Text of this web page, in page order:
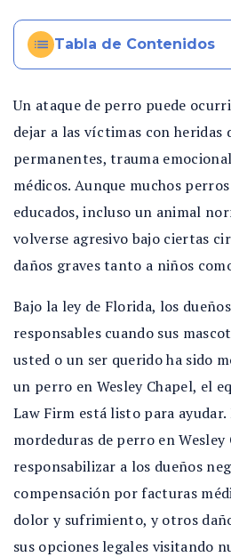
Tabla de Contenidos
Un ataque de perro puede
dejar a las víctimas con heridas
permanentes, trauma
médicos. Aunque muchos
educados, incluso un animal
volverse agresivo bajo ciertas
daños graves tanto a niños
Bajo la ley de Florida, los
responsables cuando sus
usted o un ser querido ha sido
un perro en Wesley Chapel, el
Law Firm está listo para ayudar.
mordeduras de perro en
responsabilizar a los dueños
compensación por facturas
dolor y sufrimiento, y otros
sus opciones legales visitando